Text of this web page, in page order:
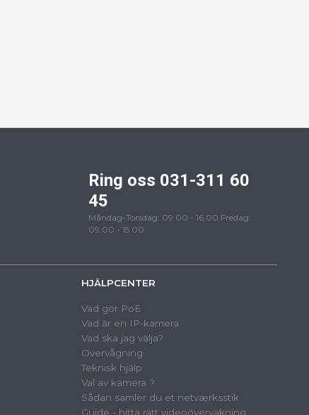
Ring oss 031-311 60
45
Måndag-Torsdag: 09.00 - 16.00 Fredag:
09.00 - 15.00
HJÄLPCENTER
Vad gör PoE
Vad är en IP-kamera
Vad ska jag välja?
Overvågning
Teknisk hjälp
Val av kamera ?
Sådan samler du et netværksstik
Guide - hitta rätt videoövervakning